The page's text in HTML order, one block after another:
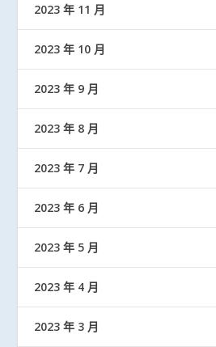
2023 年 11 月
2023 年 10 月
2023 年 9 月
2023 年 8 月
2023 年 7 月
2023 年 6 月
2023 年 5 月
2023 年 4 月
2023 年 3 月